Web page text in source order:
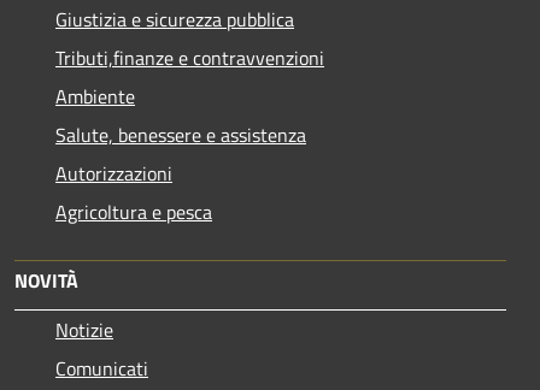
Giustizia e sicurezza pubblica
Tributi,finanze e contravvenzioni
Ambiente
Salute, benessere e assistenza
Autorizzazioni
Agricoltura e pesca
NOVITÀ
Notizie
Comunicati